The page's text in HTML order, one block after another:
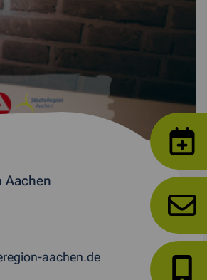
Aachen
aachen.de